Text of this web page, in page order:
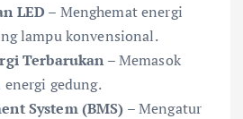
LED – Menghemat energi
lampu konvensional.
Terbarukan – Memasok
gedung.
System (BMS) – Mengatur